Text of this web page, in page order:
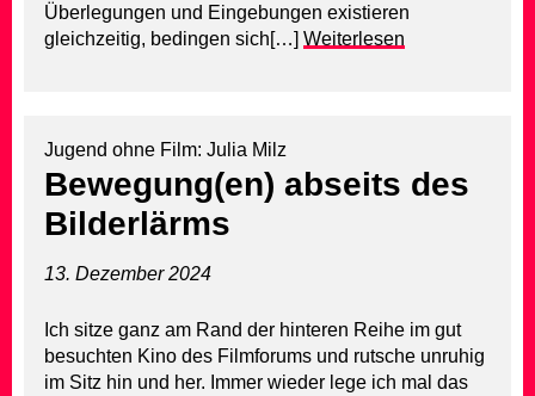
Überlegungen und Eingebungen existieren
gleichzeitig, bedingen sich[…] Weiterlesen
Jugend ohne Film: Julia Milz
Bewegung(en) abseits des
Bilderlärms
13. Dezember 2024
Ich sitze ganz am Rand der hinteren Reihe im gut
besuchten Kino des Filmforums und rutsche unruhig
im Sitz hin und her. Immer wieder lege ich mal das